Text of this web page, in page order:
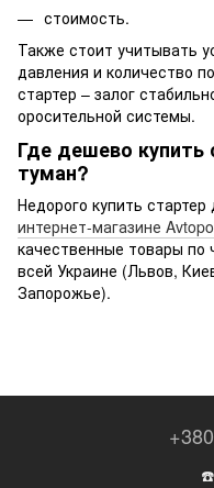
стоимость.
Также стоит учитывать
давления и количество
стартер – залог
оросительной системы.
Где дешево купить
туман?
Недорого купить
интернет-магазине
качественные товары
всей Украине (Львов,
Запорожье).